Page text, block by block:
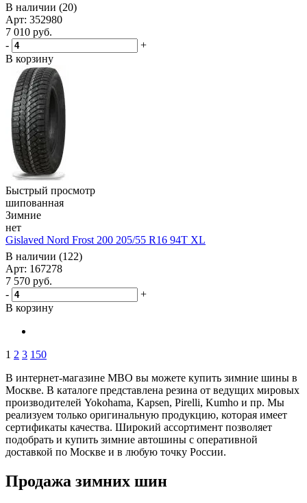
В наличии (20)
Арт: 352980
7 010 руб.
-
+
В корзину
Быстрый просмотр
шипованная
Зимние
нет
Gislaved Nord Frost 200 205/55 R16 94T XL
В наличии (122)
Арт: 167278
7 570 руб.
-
+
В корзину
1 2 3 150
В интернет-магазине МВО вы можете купить зимние шины в
Москве. В каталоге представлена резина от ведущих мировых
производителей Yokohama, Kapsen, Pirelli, Kumho и пр. Мы
реализуем только оригинальную продукцию, которая имеет
сертификаты качества. Широкий ассортимент позволяет
подобрать и купить зимние автошины с оперативной
доставкой по Москве и в любую точку России.
Продажа зимних шин